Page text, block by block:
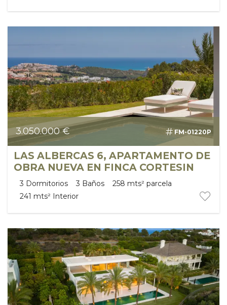
3.050.000 € FM-01220P
LAS ALBERCAS 6, APARTAMENTO DE
OBRA NUEVA EN FINCA CORTESIN
3 Dormitorios 3 Baños 258 mts² parcela
241 mts²
Interior